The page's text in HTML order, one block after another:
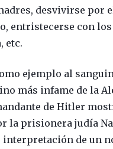
desvivirse por
entristecerse con los
etc.
ejemplo al
más infame de la
de Hitler
la prisionera judía
interpretación de un